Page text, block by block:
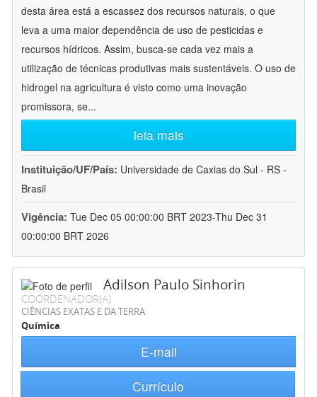
desta área está a escassez dos recursos naturais, o que
leva a uma maior dependência de uso de pesticidas e
recursos hídricos. Assim, busca-se cada vez mais a
utilização de técnicas produtivas mais sustentáveis. O uso de
hidrogel na agricultura é visto como uma inovação
promissora, se...
leia mais
Instituição/UF/País: Universidade de Caxias do Sul - RS -
Brasil
Vigência: Tue Dec 05 00:00:00 BRT 2023-Thu Dec 31
00:00:00 BRT 2026
Adilson Paulo Sinhorin
COORDENADOR(A)
CIÊNCIAS EXATAS E DA TERRA
Química
E-mail
Currículo